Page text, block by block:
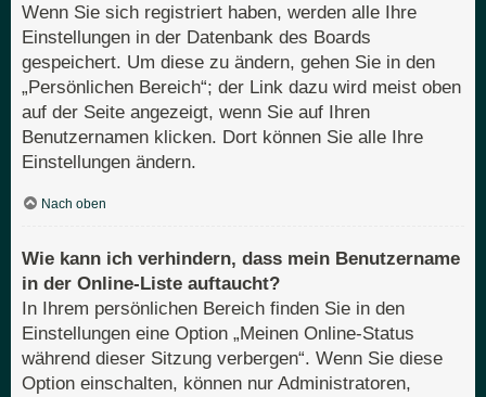
Wenn Sie sich registriert haben, werden alle Ihre
Einstellungen in der Datenbank des Boards
gespeichert. Um diese zu ändern, gehen Sie in den
„Persönlichen Bereich“; der Link dazu wird meist oben
auf der Seite angezeigt, wenn Sie auf Ihren
Benutzernamen klicken. Dort können Sie alle Ihre
Einstellungen ändern.
Nach oben
Wie kann ich verhindern, dass mein Benutzername
in der Online-Liste auftaucht?
In Ihrem persönlichen Bereich finden Sie in den
Einstellungen eine Option „Meinen Online-Status
während dieser Sitzung verbergen“. Wenn Sie diese
Option einschalten, können nur Administratoren,